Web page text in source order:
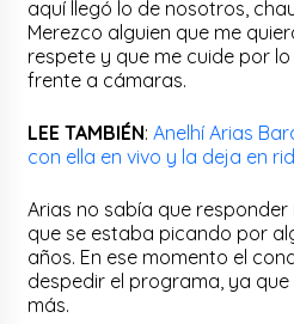
aquí llegó lo de nosotros,
Merezco alguien que me
respete y que me cuide por
frente a cámaras.
LEE TAMBIÉN:Anelhí Arias
con ella en vivo y la deja en
Arias no sabía que
que se estaba picando por
años. En ese momento el
despedir el programa, ya
más.